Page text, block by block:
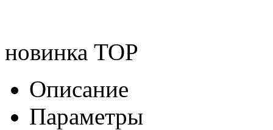
новинка TOP
Описание
Параметры